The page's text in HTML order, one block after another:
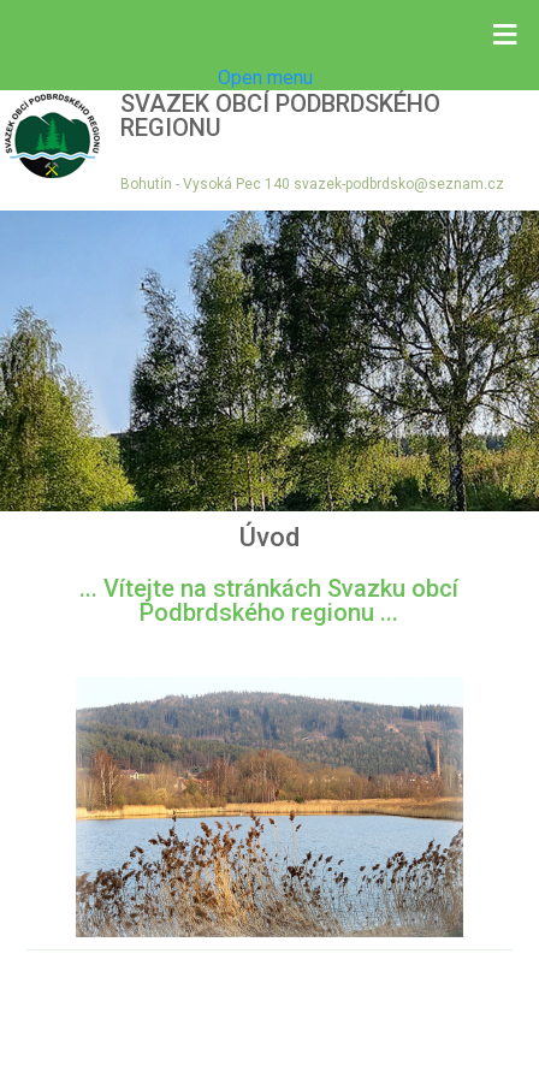
≡
Open menu
SVAZEK OBCÍ PODBRDSKÉHO
REGIONU
Bohutín - Vysoká Pec 140 svazek-podbrdsko@seznam.cz
Úvod
... Vítejte na stránkách Svazku obcí
Podbrdského regionu ...